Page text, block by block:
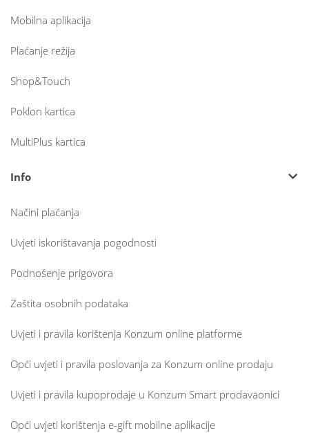
Mobilna aplikacija
Plaćanje režija
Shop&Touch
Poklon kartica
MultiPlus kartica
Info
Načini plaćanja
Uvjeti iskorištavanja pogodnosti
Podnošenje prigovora
Zaštita osobnih podataka
Uvjeti i pravila korištenja Konzum online platforme
Opći uvjeti i pravila poslovanja za Konzum online prodaju
Uvjeti i pravila kupoprodaje u Konzum Smart prodavaonici
Opći uvjeti korištenja e-gift mobilne aplikacije